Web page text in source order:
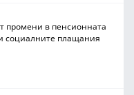
промени в пенсионната
социалните плащания